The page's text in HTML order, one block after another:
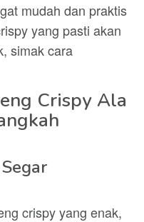
mudah dan praktis
yang pasti akan
simak cara
Crispy Ala
crispy yang enak,